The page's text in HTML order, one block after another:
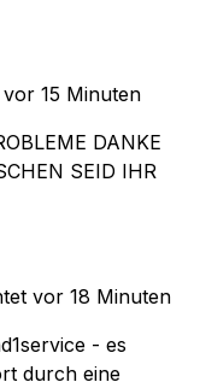
vor 15 Minuten
DANKE
SEID IHR
vor 18 Minuten
- es
durch eine